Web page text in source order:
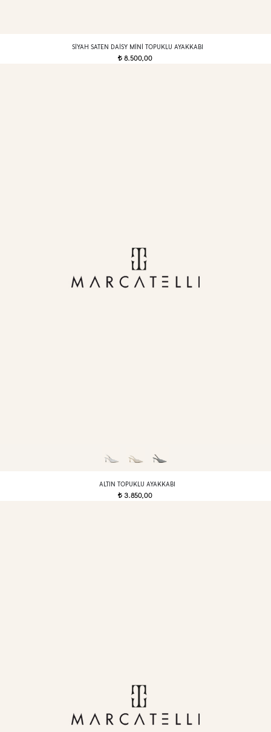
SIYAH SATEN DAISY MINI TOPUKLU AYAKKABI
t8.500,00
ALTIN TOPUKLU AYAKKABI
t3.850,00